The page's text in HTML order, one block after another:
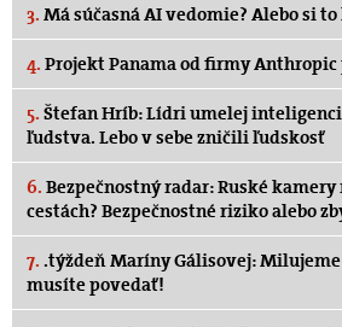
3. Má súčasná AI vedomie? Alebo si
4. Projekt Panama od firmy
5. Štefan Hríb: Lídri umelej
ľudstva. Lebo v sebe zničili ľudskosť
6. Bezpečnostný radar: Ruské
cestách? Bezpečnostné riziko alebo
7. .týždeň Maríny Gálisovej:
musíte povedať!